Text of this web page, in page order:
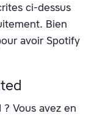
ci-dessus
Bien
avoir Spotify
Vous avez en